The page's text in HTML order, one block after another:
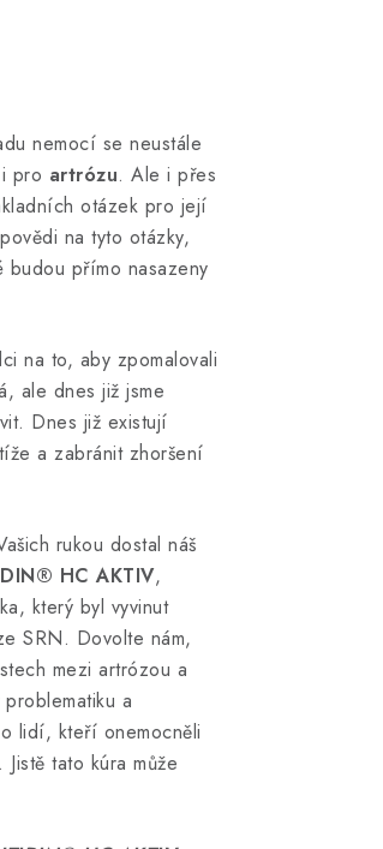
nemocí se neustále
pro artrózu. Ale i přes
otázek pro její
na tyto otázky,
přímo nasazeny
na to, aby zpomalovali
ale dnes již jsme
Dnes již existují
a zabránit zhoršení
rukou dostal náš
HC AKTIV,
který byl vyvinut
SRN. Dovolte nám,
mezi artrózou a
a
lidí, kteří onemocněli
tato kúra může